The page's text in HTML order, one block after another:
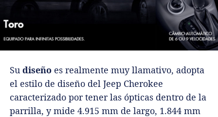
Su diseño es realmente muy llamativo, adopta
el estilo de diseño del Jeep Cherokee
caracterizado por tener las ópticas dentro de la
parrilla, y mide 4.915 mm de largo, 1.844 mm